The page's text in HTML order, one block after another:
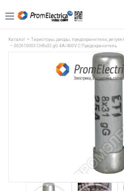
Каталог Тиристоры, диоды, предохранители,
002610003 CH8x32 gG 4A/400V C Предохранитель